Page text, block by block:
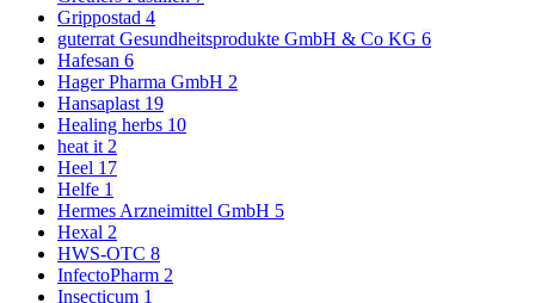
Grippostad 4
guterrat Gesundheitsprodukte GmbH & Co KG 6
Hafesan 6
Hager Pharma GmbH 2
Hansaplast 19
Healing herbs 10
heat it 2
Heel 17
Helfe 1
Hermes Arzneimittel GmbH 5
Hexal 2
HWS-OTC 8
InfectoPharm 2
Insecticum 1